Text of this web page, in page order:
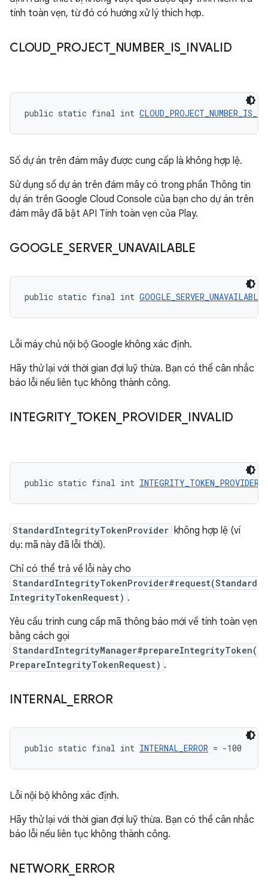
tính toàn vẹn, từ đó có hướng xử lý thích hợp.
CLOUD_ PROJECT_ NUMBER IS_ INVALID
public static final int
Số dự án trên đám mây được cung cấp là không hợp lệ.
Sử dụng số dự án trên đám mây có trong phần Thông tin
dự án trên Google Cloud Console của bạn cho dự án trên
đám mây đã bật API Tính toàn vẹn của Play.
GOOGLE _SERVER_ UNAVAILABLE
public static final int GOOGLE_SERVER_UNAVAILABLE
Lỗi máy chủ nội bộ Google không xác định.
Hãy thử lại với thời gian đợi luỹ thừa. Bạn có thể cân nhắc
báo lỗi nếu liên tục không thành công.
INTEGRITY_ TOKEN PROVIDER INVALID
public static final int
StandardIntegrityTokenProvider không hợp lệ (ví
dụ: mã này đã lỗi thời).
Chỉ có thể trả về lỗi này cho
StandardIntegrityTokenProvider#request(Standard
IntegrityTokenRequest) .
Yêu cầu trình cung cấp mã thông báo mới về tính toàn vẹn
bằng cách gọi
StandardIntegrityManager#prepareIntegrityToken(
PrepareIntegrityTokenRequest) .
INTERNAL ERROR
public static final int INTERNAL_ERROR = -100
Lỗi nội bộ không xác định.
Hãy thử lại với thời gian đợi luỹ thừa. Bạn có thể cân nhắc
báo lỗi nếu liên tục không thành công.
NETWORK_ ERROR